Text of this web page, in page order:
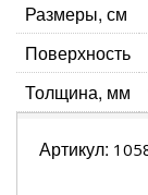
Размеры, см
Поверхность
Толщина, мм
Артикул: